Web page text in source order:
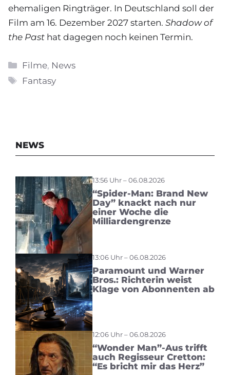
ehemaligen Ringträger. In Deutschland soll der
Film am 16. Dezember 2027 starten. Shadow of
the Past hat dagegen noch keinen Termin.
Kategorien
Filme, News
Schlagwörter
Fantasy
NEWS
13:56 Uhr – 06.08.2026
“Spider-Man: Brand New
Day” knackt nach nur
einer Woche die
Milliardengrenze
13:06 Uhr – 06.08.2026
Paramount und Warner
Bros.: Richterin weist
Klage von Abonnenten ab
12:06 Uhr – 06.08.2026
“Wonder Man”-Aus trifft
auch Regisseur Cretton:
“Es bricht mir das Herz”